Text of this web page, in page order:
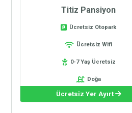
Titiz Pansiyon
Ücretsiz Otopark
Ücretsiz Wifi
0-7 Yaş Ücretsiz
Doğa
Ücretsiz Yer Ayırt